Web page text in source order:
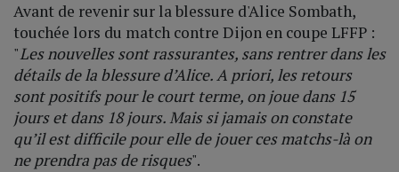
Avant de revenir sur la blessure d'Alice Sombath,
touchée lors du match contre Dijon en coupe LFFP :
"Les nouvelles sont rassurantes, sans rentrer dans les
détails de la blessure d’Alice. A priori, les retours
sont positifs pour le court terme, on joue dans 15
jours et dans 18 jours. Mais si jamais on constate
qu’il est difficile pour elle de jouer ces matchs-là on
ne prendra pas de risques".